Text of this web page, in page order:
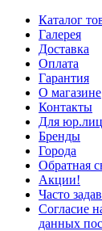
Каталог
Галерея
Доставка
Оплата
Гарантия
О магазине
Контакты
Для юр.лиц
Бренды
Города
Обратная
Акции!
Часто
Согласие
данных